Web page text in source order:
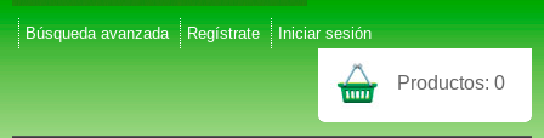
Búsqueda avanzada Regístrate Iniciar sesión
Productos: 0